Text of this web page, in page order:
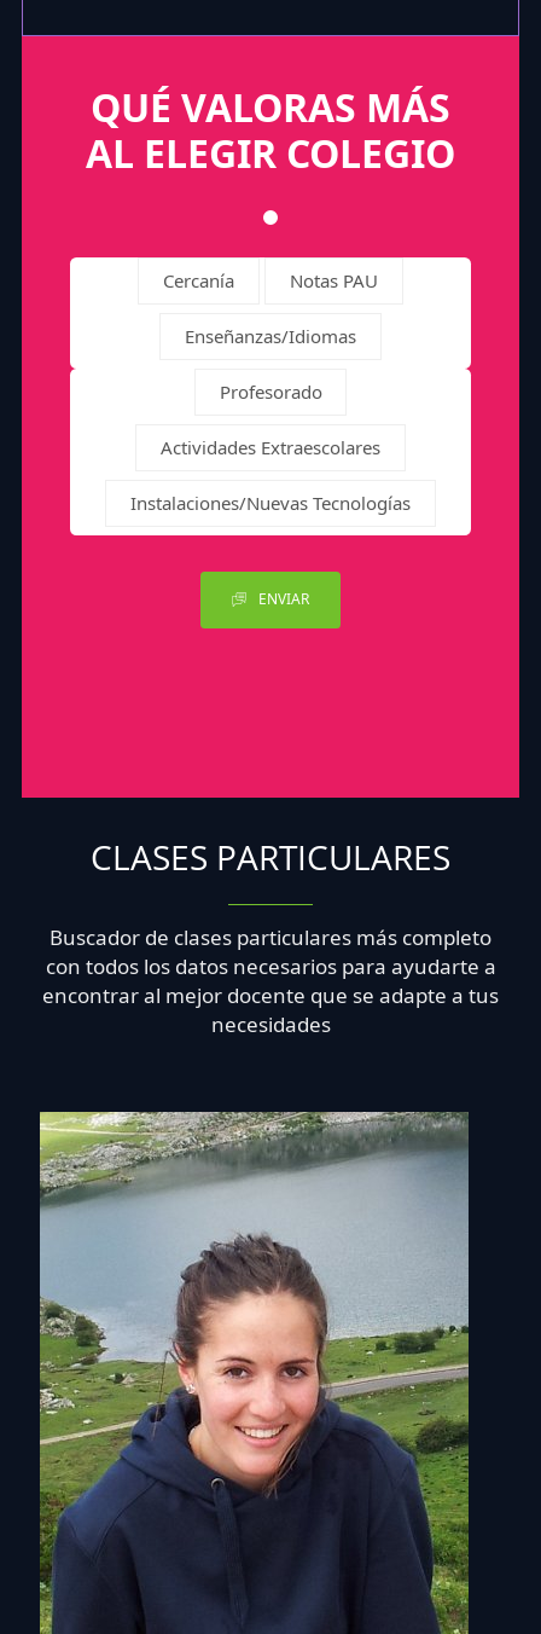
QUÉ VALORAS MÁS
AL ELEGIR COLEGIO
Cercanía Notas PAU
Enseñanzas/Idiomas
Profesorado
Actividades Extraescolares
Instalaciones/Nuevas Tecnologías
ENVIAR
CLASES PARTICULARES
Buscador de clases particulares más completo
con todos los datos necesarios para ayudarte a
encontrar al mejor docente que se adapte a tus
necesidades